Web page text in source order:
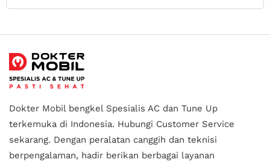
Dokter Mobil bengkel Spesialis AC dan Tune Up
terkemuka di Indonesia. Hubungi Customer Service
sekarang. Dengan peralatan canggih dan teknisi
berpengalaman, hadir berikan berbagai layanan